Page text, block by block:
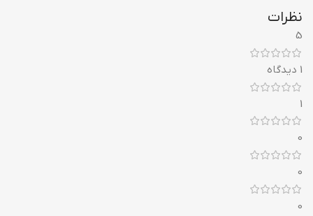
نظرات
5
1 دیدگاه
1
0
0
0